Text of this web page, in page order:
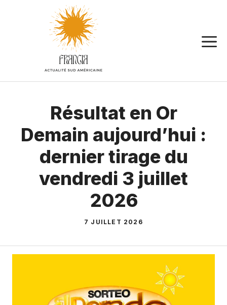
Résultat en Or
Demain aujourd’hui :
dernier tirage du
vendredi 3 juillet
2026
7 JUILLET 2026